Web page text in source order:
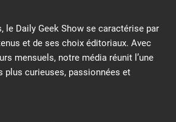
le Daily Geek Show se caractérise par
et de ses choix éditoriaux. Avec
mensuels, notre média réunit l’une
plus curieuses, passionnées et